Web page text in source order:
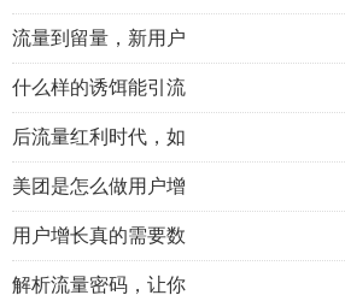
流量到留量，新用户
什么样的诱饵能引流
后流量红利时代，如
美团是怎么做用户增
用户增长真的需要数
解析流量密码，让你